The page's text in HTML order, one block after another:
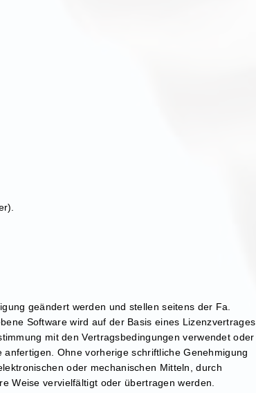
geändert werden und stellen seitens der Fa.
Software wird auf der Basis eines Lizenzvertrages
mit den Vertragsbedingungen verwendet oder
Ohne vorherige schriftliche Genehmigung
oder mechanischen Mitteln, durch
Weise vervielfältigt oder übertragen werden.